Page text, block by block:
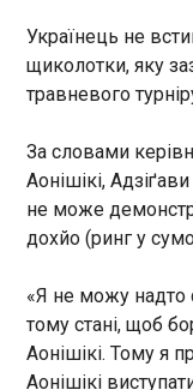
У парламенті
законопроєкт
ультраправої
спровокувало
ЧИТАТЬ
Рашфорд ладен
Маркус
підвішений
готовність
Українець не
щиколотки, яку
травневого
За словами
Аонішікі,
не може
дохйо (ринг у
«Я не можу надто
тому стані, щоб
Аонішікі. Тому я
Аонішікі